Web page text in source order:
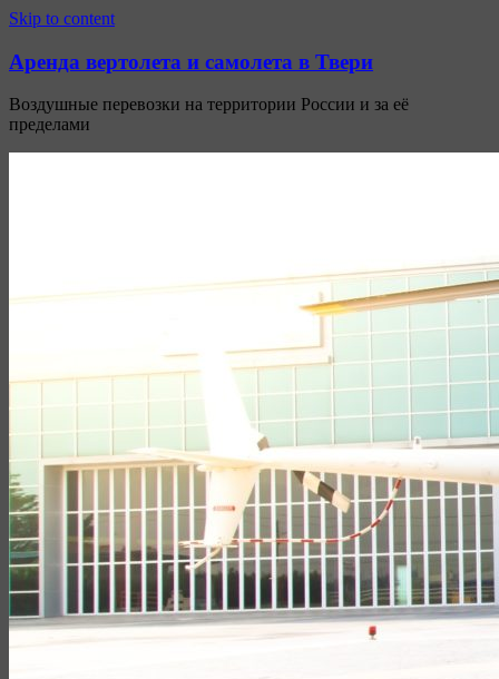
Skip to content
Аренда вертолета и самолета в Твери
Воздушные перевозки на территории России и за её
пределами